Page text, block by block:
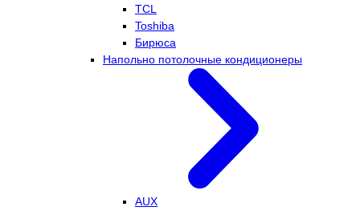
TCL
Toshiba
Бирюса
Напольно потолочные кондиционеры
AUX